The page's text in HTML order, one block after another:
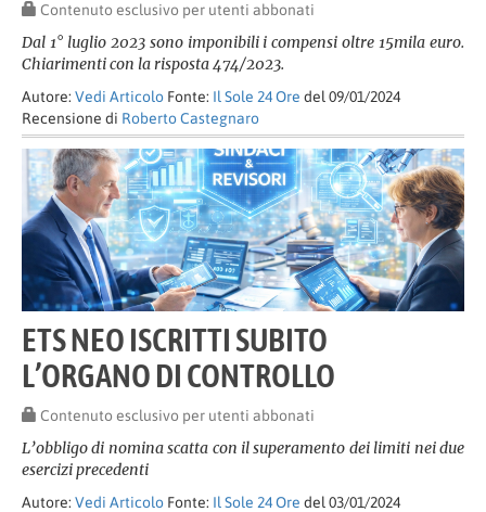
Contenuto esclusivo per utenti abbonati
Dal 1° luglio 2023 sono imponibili i compensi oltre 15mila euro.
Chiarimenti con la risposta 474/2023.
Autore: Vedi Articolo Fonte: Il Sole 24 Ore del 09/01/2024
Recensione di Roberto Castegnaro
ETS NEO ISCRITTI SUBITO
L’ORGANO DI CONTROLLO
Contenuto esclusivo per utenti abbonati
L’obbligo di nomina scatta con il superamento dei limiti nei due
esercizi precedenti
Autore: Vedi Articolo Fonte: Il Sole 24 Ore del 03/01/2024